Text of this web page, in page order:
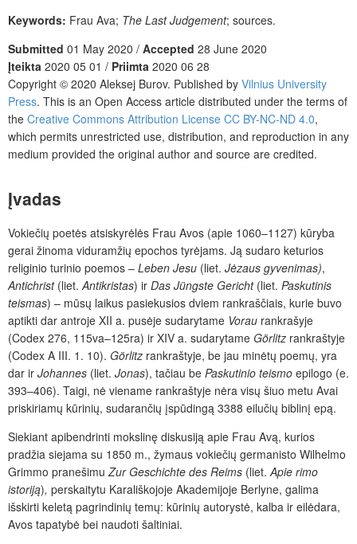
Keywords: Frau Ava; The Last Judgement; sources.
Submitted 01 May 2020 / Accepted 28 June 2020
Įteikta 2020 05 01 / Priimta 2020 06 28
Copyright © 2020 Aleksej Burov. Published by Vilnius University
Press. This is an Open Access article distributed under the terms of
the Creative Commons Attribution License CC BY-NC-ND 4.0,
which permits unrestricted use, distribution, and reproduction in any
medium provided the original author and source are credited.
Įvadas
Vokiečių poetės atsiskyrėlės Frau Avos (apie 1060–1127) kūryba
gerai žinoma vidur­amžių epochos tyrėjams. Ją sudaro keturios
religinio turinio poemos – Leben Jesu (liet. Jėzaus gyvenimas),
Antichrist (liet.Antikristas) ir Das Jüngste Gericht (liet. Paskutinis
teismas) – mūsų laikus pasiekusios dviem rankraščiais, kurie buvo
aptikti dar antroje XII a. pusėje sudarytame Vorau rankrašyje
(Codex 276, 115va–125ra) ir XIV a. sudarytame Görlitz rankraštyje
(Codex A III. 1. 10). Görlitz rankraštyje, be jau minėtų poemų, yra
dar ir Johannes (liet. Jonas), tačiau be Paskutinio teismo epilogo (e.
393–406). Taigi, nė viename rankraštyje nėra visų šiuo metu Avai
priskiriamų kūrinių, sudarančių įspūdingą 3388 eilučių biblinį epą.
Siekiant apibendrinti mokslinę diskusiją apie Frau Avą, kurios
pradžia siejama su 1850 m., žymaus vokiečių germanisto Wilhelmo
Grimmo pranešimuZur Geschichte des Reims (liet.Apie rimo
istoriją), perskaitytu Karališkojoje Akademijoje Berlyne, galima
išskirti keletą pagrindinių temų: kūrinių autorystė, kalba ir eilėdara,
Avos tapatybė bei naudoti šaltiniai.